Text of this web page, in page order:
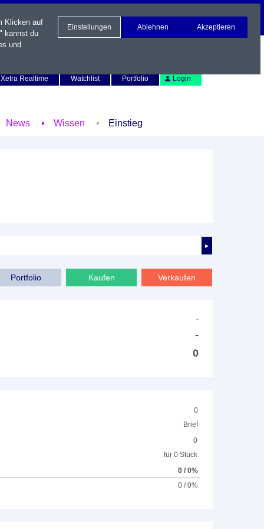
Xetra Realtime
Watchlist Portfolio Login
News Wissen Einstieg
►
Portfolio Kaufen Verkaufen
-
-
0
0
Brief
0
für 0 Stück
0 / 0%
0 / 0%
Klicken auf
kannst du
und
Einstellungen Ablehnen Akzeptieren